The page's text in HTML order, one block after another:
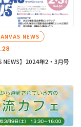
NEWS
NEWS】2024年2・3月号